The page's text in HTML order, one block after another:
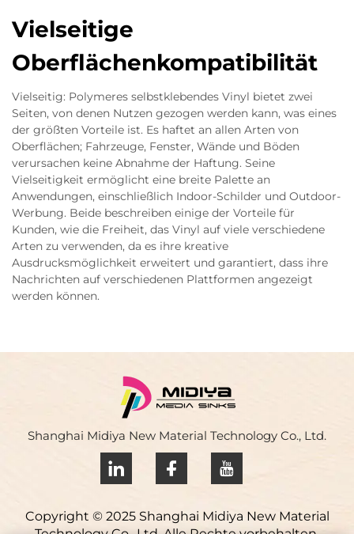
Vielseitige
Oberflächenkompatibilität
Vielseitig: Polymeres selbstklebendes Vinyl bietet zwei
Seiten, von denen Nutzen gezogen werden kann, was eines
der größten Vorteile ist. Es haftet an allen Arten von
Oberflächen; Fahrzeuge, Fenster, Wände und Böden
verursachen keine Abnahme der Haftung. Seine
Vielseitigkeit ermöglicht eine breite Palette an
Anwendungen, einschließlich Indoor-Schilder und Outdoor-
Werbung. Beide beschreiben einige der Vorteile für
Kunden, wie die Freiheit, das Vinyl auf viele verschiedene
Arten zu verwenden, da es ihre kreative
Ausdrucksmöglichkeit erweitert und garantiert, dass ihre
Nachrichten auf verschiedenen Plattformen angezeigt
werden können.
Shanghai Midiya New Material Technology Co., Ltd.
Copyright © 2025 Shanghai Midiya New Material